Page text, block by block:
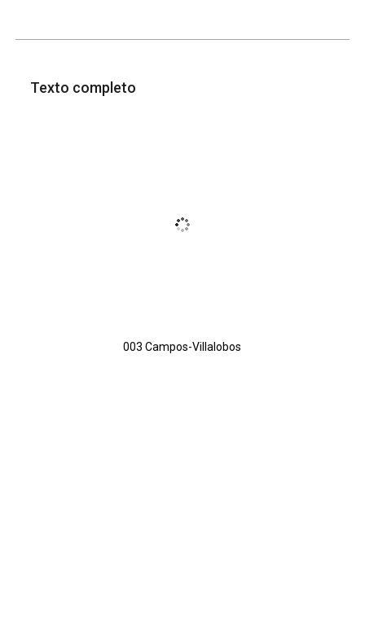
Texto completo
003 Campos-Villalobos